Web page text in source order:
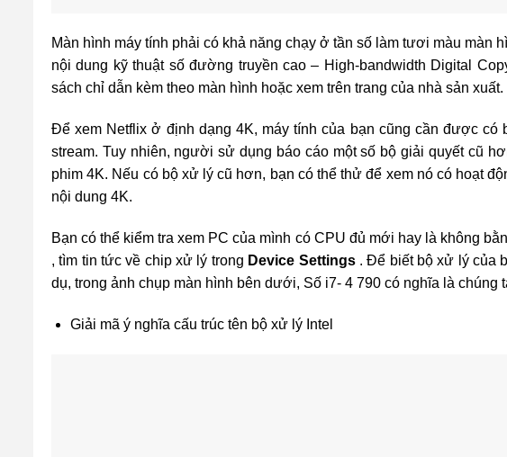
Màn hình máy tính phải có khả năng chạy ở tần số làm tươi màu màn
nội dung kỹ thuật số đường truyền cao – High-bandwidth Digital
sách chỉ dẫn kèm theo màn hình hoặc xem trên trang của nhà sản
Để xem Netflix ở định dạng 4K, máy tính của bạn cũng cần được
stream. Tuy nhiên, người sử dụng báo cáo một số bộ giải quyết cũ
phim 4K. Nếu có bộ xử lý cũ hơn, bạn có thể thử để xem nó có hoạt
nội dung 4K.
Bạn có thể kiểm tra xem PC của mình có CPU đủ mới hay là không
, tìm tin tức về chip xử lý trong Device Settings . Để biết bộ xử lý của
dụ, trong ảnh chụp màn hình bên dưới, Số i7- 4 790 có nghĩa là chúng
Giải mã ý nghĩa cấu trúc tên bộ xử lý Intel